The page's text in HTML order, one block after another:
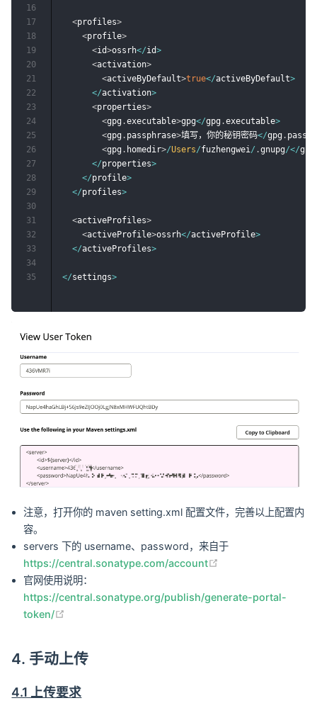
<profiles>
<profile>
<id>ossrh</id>
<activation>
<activeByDefault>true</activeByDefault>
</activation>
<properties>
<gpg .executable>gpg</gpg .executable>
<gpg . passphrase>填写，你的秘钥密码</gpg .
<gpg . homedir>/Users/fuzhengwei/ .gnupg/</gpg
</properties>
</profile>
</profiles>
<activeProfiles>
<activeProfile>ossrh</activeProfile>
</activeProfiles>
</settings>
16
17
18
19
20
21
22
23
24
25
26
27
28
29
30
31
32
33
34
35
注意，打开你的 maven setting.xml 配置文件，完善以上配置内
容。
servers 下的 username、password，来自于
https://central.sonatype.com/account
官网使用说明：
https://central.sonatype.org/publish/generate-portal-
token/
4. 手动上传
4.1 上传要求